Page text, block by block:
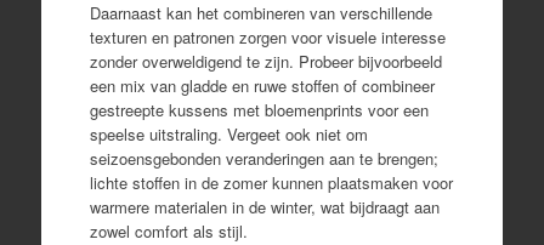
Daarnaast kan het combineren van verschillende
texturen en patronen zorgen voor visuele interesse
zonder overweldigend te zijn. Probeer bijvoorbeeld
een mix van gladde en ruwe stoffen of combineer
gestreepte kussens met bloemenprints voor een
speelse uitstraling. Vergeet ook niet om
seizoensgebonden veranderingen aan te brengen;
lichte stoffen in de zomer kunnen plaatsmaken voor
warmere materialen in de winter, wat bijdraagt aan
zowel comfort als stijl.